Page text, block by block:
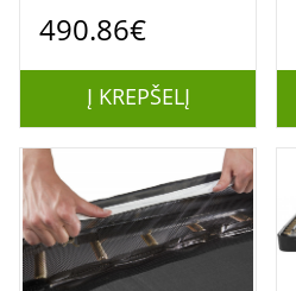
490.86€
Į KREPŠELĮ